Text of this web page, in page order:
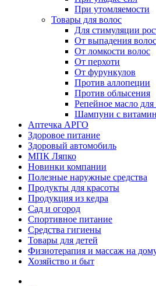
При утомляемости
Товары для волос
Для стимуляции
От выпадения волос
От ломкости волос
От перхоти
От фурункулов
Против аллопеции
Против облысения
Репейное масло
Шампуни с
Аптечка АРГО
Здоровое питание
Здоровый автомобиль
МПК Ляпко
Новинки компании
Полезные наружные средства
Продукты для красоты
Продукция из кедра
Сад и огород
Спортивное питание
Средства гигиены
Товары для детей
Физиотерапия и массаж на
Хозяйство и быт